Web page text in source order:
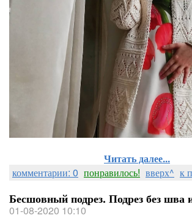
Читать далее...
комментарии: 0 понравилось! вверх^ к
Бесшовный подрез. Подрез без шва
01-08-2020 10:10